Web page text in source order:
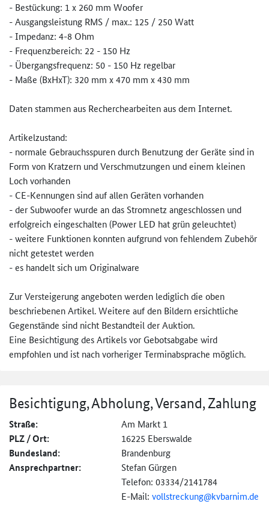
- Bestückung: 1 x 260 mm Woofer
- Ausgangsleistung RMS / max.: 125 / 250 Watt
- Impedanz: 4-8 Ohm
- Frequenzbereich: 22 - 150 Hz
- Übergangsfrequenz: 50 - 150 Hz regelbar
- Maße (BxHxT): 320 mm x 470 mm x 430 mm
Daten stammen aus Recherchearbeiten aus dem Internet.
Artikelzustand:
- normale Gebrauchsspuren durch Benutzung der Geräte sind in
Form von Kratzern und Verschmutzungen und einem kleinen
Loch vorhanden
- CE-Kennungen sind auf allen Geräten vorhanden
- der Subwoofer wurde an das Stromnetz angeschlossen und
erfolgreich eingeschalten (Power LED hat grün geleuchtet)
- weitere Funktionen konnten aufgrund von fehlendem Zubehör
nicht getestet werden
- es handelt sich um Originalware
Zur Versteigerung angeboten werden lediglich die oben
beschriebenen Artikel. Weitere auf den Bildern ersichtliche
Gegenstände sind nicht Bestandteil der Auktion.
Eine Besichtigung des Artikels vor Gebotsabgabe wird
empfohlen und ist nach vorheriger Terminabsprache möglich.
Besichtigung, Abholung, Versand, Zahlung
Straße: Am Markt 1
PLZ / Ort: 16225 Eberswalde
Bundesland: Brandenburg
Ansprechpartner:
Stefan Gürgen
Telefon: 03334/2141784
E-Mail: vollstreckung@kvbarnim.de